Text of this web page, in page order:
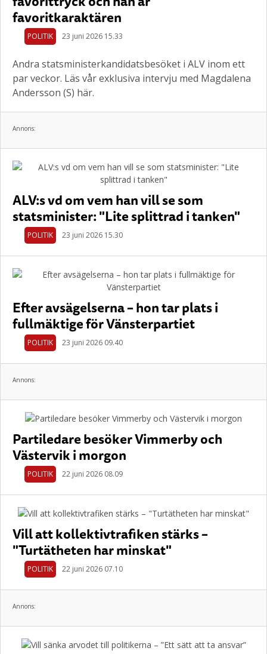
favoritkaraktären
POLITIK 23 juni 2026 15.33
Andra statsministerkandidatsbesöket i ALV inom ett
par veckor. Läs vår exklusiva intervju med Magdalena
Andersson (S) här.
Annons:
ALV:s vd om vem han vill se som
statsminister: "Lite splittrad i tanken"
POLITIK 23 juni 2026 15.30
Efter avsägelserna – hon tar plats i
fullmäktige för Vänsterpartiet
POLITIK 23 juni 2026 09.40
Annons:
Partiledare besöker Vimmerby och
Västervik i morgon
POLITIK 22 juni 2026 08.09
Vill att kollektivtrafiken stärks –
"Turtätheten har minskat"
POLITIK 22 juni 2026 07.10
Annons: